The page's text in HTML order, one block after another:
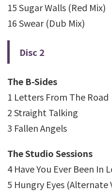
15 Sugar Walls (Red Mix)
16 Swear (Dub Mix)
Disc 2
The B-Sides
1 Letters From The Road
2 Straight Talking
3 Fallen Angels
The Studio Sessions
4 Have You Ever Been In
5 Hungry Eyes (Alternate